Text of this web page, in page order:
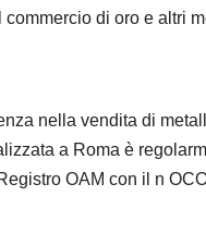
di oro e altri
nella vendita di
a Roma è
OAM con il n